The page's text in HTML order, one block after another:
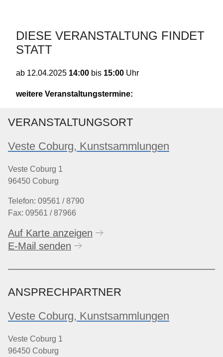
DIESE VERANSTALTUNG FINDET
STATT
ab 12.04.2025 14:00 bis 15:00 Uhr
weitere Veranstaltungstermine:
VERANSTALTUNGSORT
Veste Coburg, Kunstsammlungen
Veste Coburg 1
96450 Coburg
Telefon: 09561 / 8790
Fax: 09561 / 87966
Auf Karte anzeigen
E-Mail senden
ANSPRECHPARTNER
Veste Coburg, Kunstsammlungen
Veste Coburg 1
96450 Coburg